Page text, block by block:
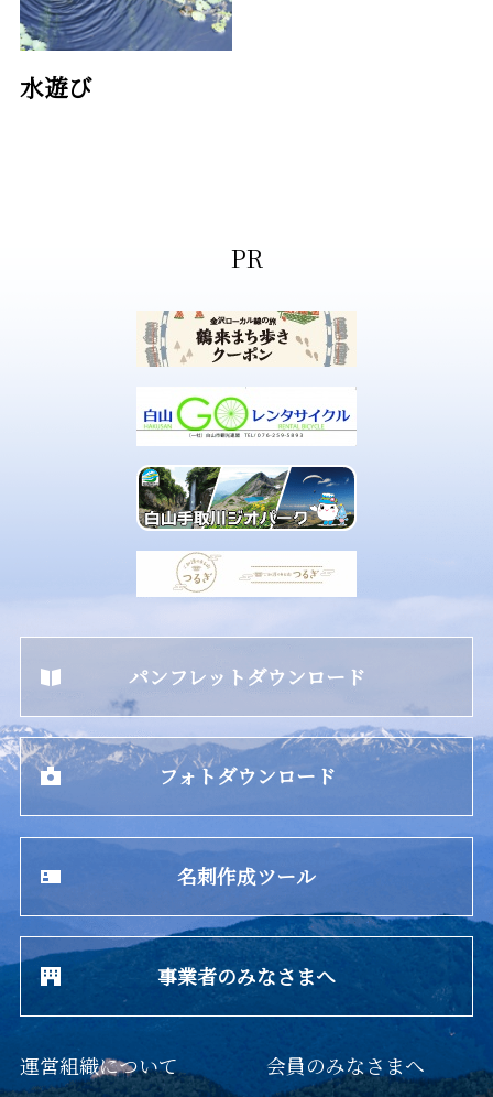
水遊び
パンフレットダウンロード
フォトダウンロード
名刺作成ツール
事業者のみなさまへ
運営組織について 会員のみなさまへ